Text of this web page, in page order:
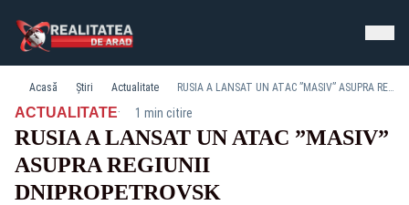
Acasă Știri Actualitate RUSIA A LANSAT UN ATAC ”MASIV” ASUPRA REGIUNII DNIPROPETROVSK
ACTUALITATE· 1 min citire
RUSIA A LANSAT UN ATAC ”MASIV”
ASUPRA REGIUNII
DNIPROPETROVSK